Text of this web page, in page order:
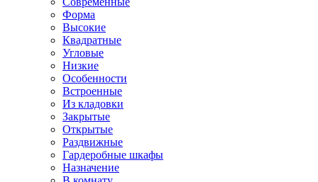
Форма
Высокие
Квадратные
Угловые
Низкие
Особенности
Встроенные
Из кладовки
Закрытые
Открытые
Раздвижные
Гардеробные шкафы
Назначение